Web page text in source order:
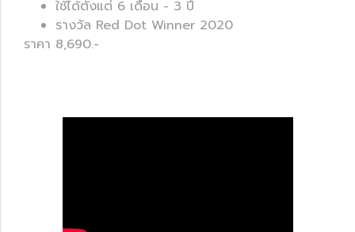
ใช้ได้ตั้งแต่ 6 เดือน - 3 ปี
รางวัล Red Dot Winner 2020
ราคา 8,690.-